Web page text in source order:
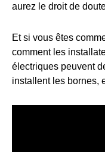
aurez le droit de
Et si vous êtes
comment les
électriques peuvent
installent les bornes,